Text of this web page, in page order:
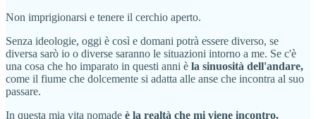
Non imprigionarsi e tenere il cerchio aperto.
Senza ideologie, oggi è così e domani potrà essere diverso, se
diversa sarò io o diverse saranno le situazioni intorno a me. Se c'è
una cosa che ho imparato in questi anni è la sinuosità dell'andare,
come il fiume che dolcemente si adatta alle anse che incontra al suo
passare.
In questa mia vita nomade è la realtà che mi viene incontro,